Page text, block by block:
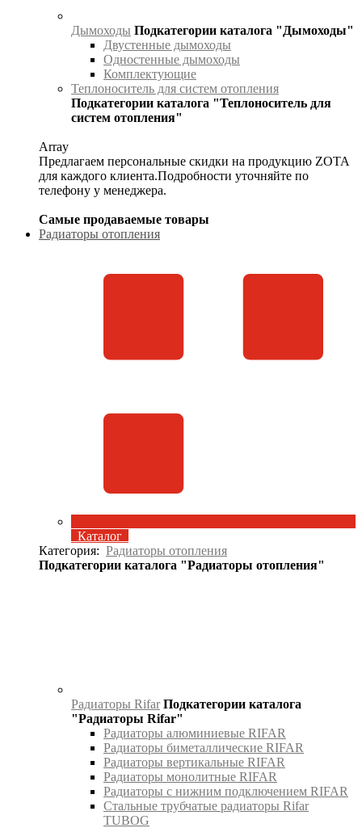
Дымоходы Подкатегории каталога "Дымоходы"
Двустенные дымоходы
Одностенные дымоходы
Комплектующие
Теплоноситель для систем отопления
Подкатегории каталога "Теплоноситель для
систем отопления"
Array
Предлагаем персональные скидки на продукцию ZOTA
для каждого клиента.Подробности уточняйте по
телефону у менеджера.
Самые продаваемые товары
Радиаторы отопления
Каталог
Категория: Радиаторы отопления
Подкатегории каталога "Радиаторы отопления"
Радиаторы Rifar Подкатегории каталога
"Радиаторы Rifar"
Радиаторы алюминиевые RIFAR
Радиаторы биметаллические RIFAR
Радиаторы вертикальные RIFAR
Радиаторы монолитные RIFAR
Радиаторы с нижним подключением RIFAR
Стальные трубчатые радиаторы Rifar
TUBOG